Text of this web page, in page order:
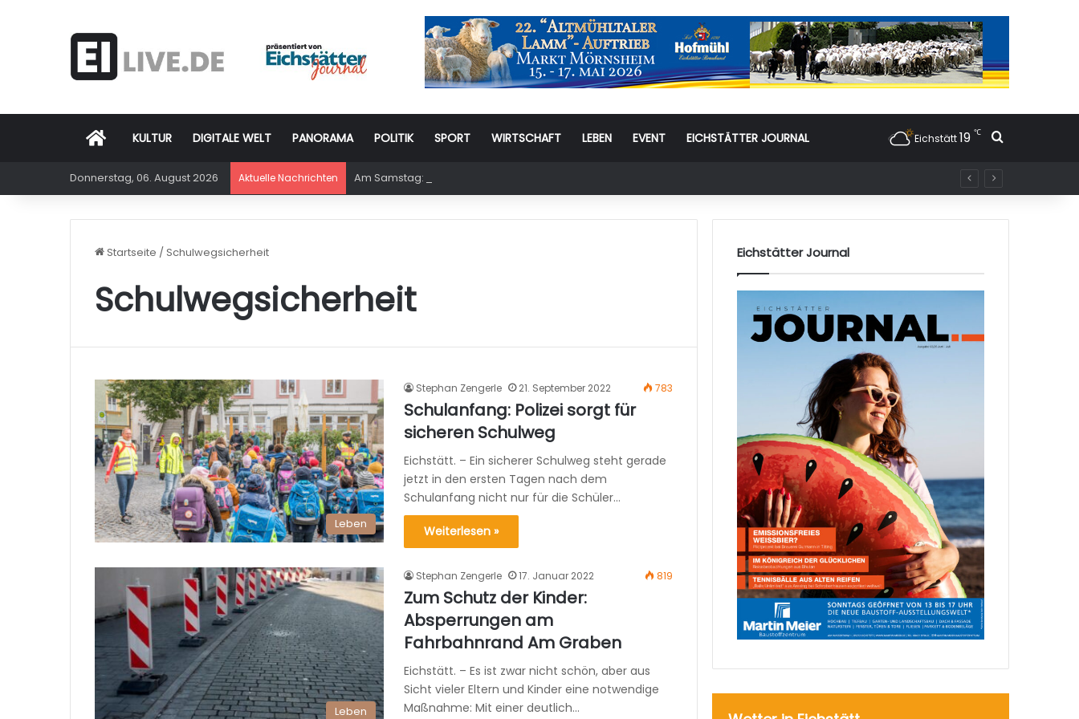
Startseite
KULTUR DIGITALE WELT PANORAMA POLITIK SPORT WIRTSCHAFT LEBEN EVENT EICHSTÄTTER JOURNAL Eichstätt19 ℃ Suchen
Donnerstag, 06. August 2026 Aktuelle Nachrichten Am Samstag: 6. Eichstätter Kinder- und Jugendtag – für ganze Familie
Startseite /Schulwegsicherheit
Schulwegsicherheit
Leben
Stephan Zengerle 21. September 2022 783
Schulanfang: Polizei sorgt für
sicheren Schulweg
Eichstätt. – Ein sicherer Schulweg steht gerade
jetzt in den ersten Tagen nach dem
Schulanfang nicht nur für die Schüler…
Weiterlesen »
Leben
Stephan Zengerle 17. Januar 2022 819
Zum Schutz der Kinder:
Absperrungen am
Fahrbahnrand Am Graben
Eichstätt. – Es ist zwar nicht schön, aber aus
Sicht vieler Eltern und Kinder eine notwendige
Maßnahme: Mit einer deutlich…
Eichstätter Journal